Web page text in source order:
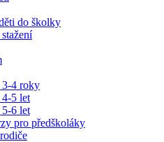
do školky
3-4 roky
5 let
6 let
pro předškoláky